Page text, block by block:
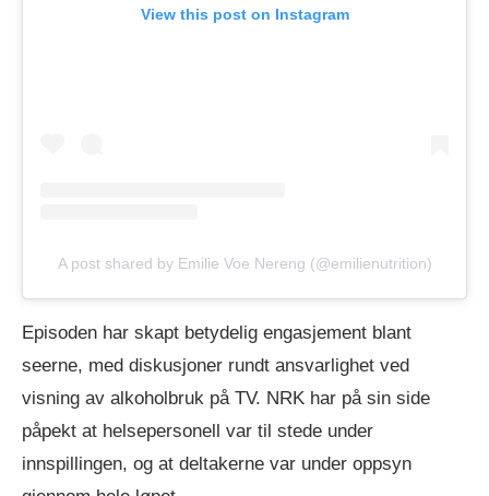
View this post on Instagram
A post shared by Emilie Voe Nereng (@emilienutrition)
Episoden har skapt betydelig engasjement blant
seerne, med diskusjoner rundt ansvarlighet ved
visning av alkoholbruk på TV. NRK har på sin side
påpekt at helsepersonell var til stede under
innspillingen, og at deltakerne var under oppsyn